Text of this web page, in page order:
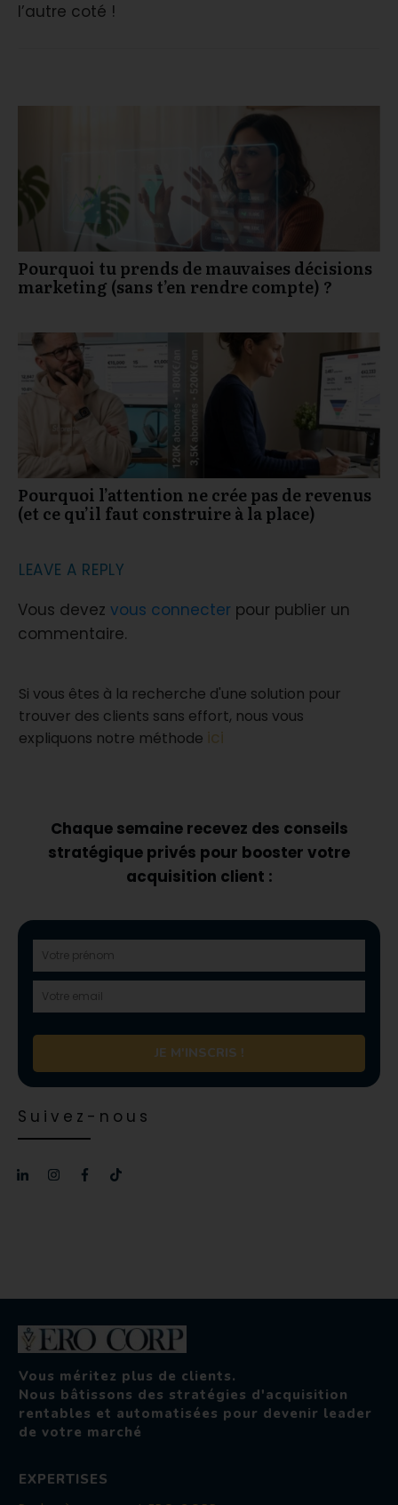
l’autre coté !
Pourquoi tu prends de mauvaises décisions
marketing (sans t’en rendre compte) ?
Pourquoi l’attention ne crée pas de revenus
(et ce qu’il faut construire à la place)
LEAVE A REPLY
Vous devez vous connecter pour publier un
commentaire.
Si vous êtes à la recherche d'une solution pour
trouver des clients sans effort, nous vous
expliquons notre méthode ici
Chaque semaine recevez des conseils
stratégique privés pour booster votre
acquisition client :
JE M'INSCRIS !
Suivez-nous
Vous méritez plus de clients.
Nous bâtissons des stratégies d'acquisition
rentables et automatisées pour devenir leader
de votre marché
EXPERTISES